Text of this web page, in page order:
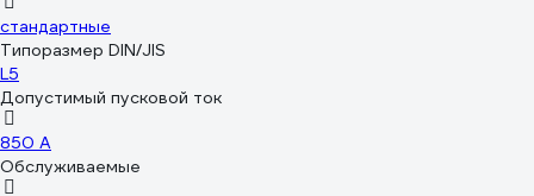
стандартные
Типоразмер DIN/JIS
L5
Допустимый пусковой ток
850 А
Обслуживаемые